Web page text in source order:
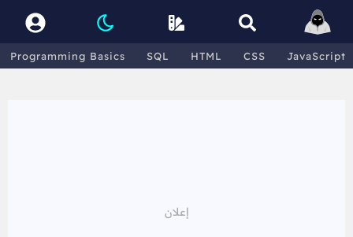
Programming Basics SQL HTML CSS JavaScript